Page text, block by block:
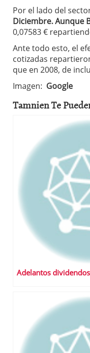
Por el lado del
Diciembre. Aunque
0,07583 €
Ante todo esto, el
cotizadas
que en 2008, de
Imagen: Google
Tamnien Te
Adelantos